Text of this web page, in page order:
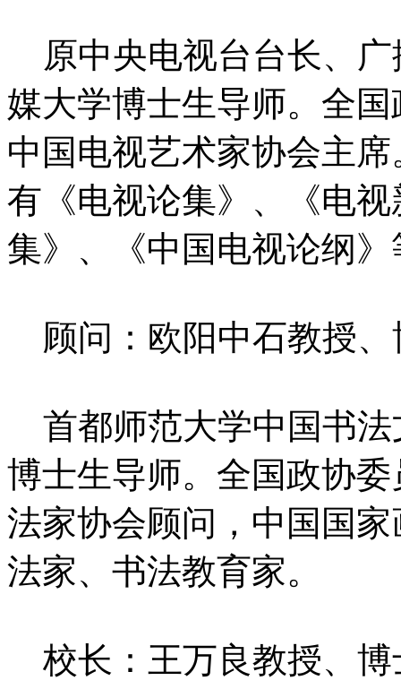
原中央电视台台长、广
媒大学博士生导师。全
中国电视艺术家协会主
有《电视论集》、《电
集》、《中国电视论纲》
顾问：欧阳中石教授、
首都师范大学中国书法
博士生导师。全国政协
法家协会顾问，中国国
法家、书法教育家。
校长：王万良教授、博